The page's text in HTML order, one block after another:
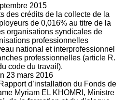
2015
des crédits de la collecte de la
de 0,016% au titre de la
organisations syndicales de
professionnelles
national et interprofessionnel
professionnelles (article R.
code du travail).
23 mars 2016
d’installation du Fonds de
Myriam EL KHOMRI, Ministre